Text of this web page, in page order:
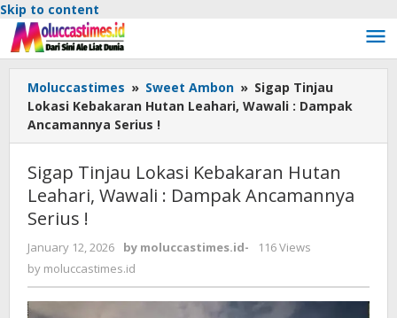
Skip to content
Moluccastimes » Sweet Ambon » Sigap Tinjau
Lokasi Kebakaran Hutan Leahari, Wawali : Dampak
Ancamannya Serius !
Sigap Tinjau Lokasi Kebakaran Hutan
Leahari, Wawali : Dampak Ancamannya
Serius !
January 12, 2026 by moluccastimes.id-
116 Views
by moluccastimes.id